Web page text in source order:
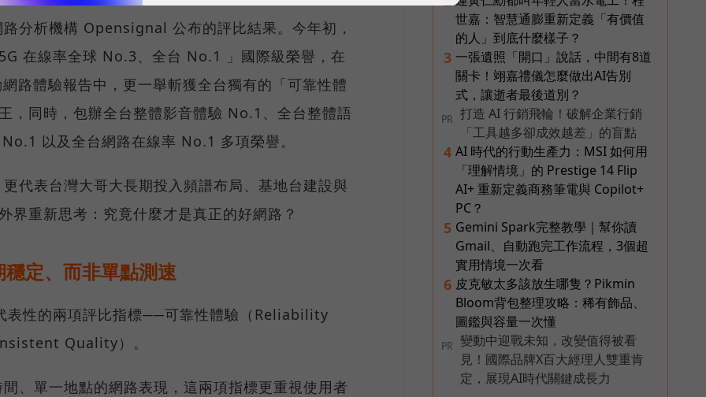
分析機構 Opensignal 公布的評比結果。今年初，
在線率全球 No.3、全台 No.1 」國際級榮譽，在
路體驗報告中，更一舉斬獲全台獨有的「可靠性體
，同時，包辦全台整體影音體驗 No.1、全台整體語
以及全台網路在線率 No.1 多項榮譽。
代表台灣大哥大長期投入頻譜布局、基地台建設與
界重新思考：究竟什麼才是真正的好網路？
定、而非單點測速
性的兩項評比指標──可靠性體驗（Reliability
Quality）。
、單一地點的網路表現，這兩項指標更重視使用者
世嘉：智慧通膨重新定義「有價值
的人」到底什麼樣子？
3 一張遺照「開口」說話，中間有8道
關卡！翊嘉禮儀怎麼做出AI告別
式，讓逝者最後道別？
PR
打造 AI 行銷飛輪！破解企業行銷
「工具越多卻成效越差」的盲點
4 AI 時代的行動生產力：MSI 如何用
「理解情境」的 Prestige 14 Flip
AI+ 重新定義商務筆電與 Copilot+
PC？
5 Gemini Spark完整教學｜幫你讀
Gmail、自動跑完工作流程，3個超
實用情境一次看
6 皮克敏太多該放生哪隻？Pikmin
Bloom背包整理攻略：稀有飾品、
圖鑑與容量一次懂
PR
變動中迎戰未知，改變值得被看
見！國際品牌X百大經理人雙重肯
定，展現AI時代關鍵成長力